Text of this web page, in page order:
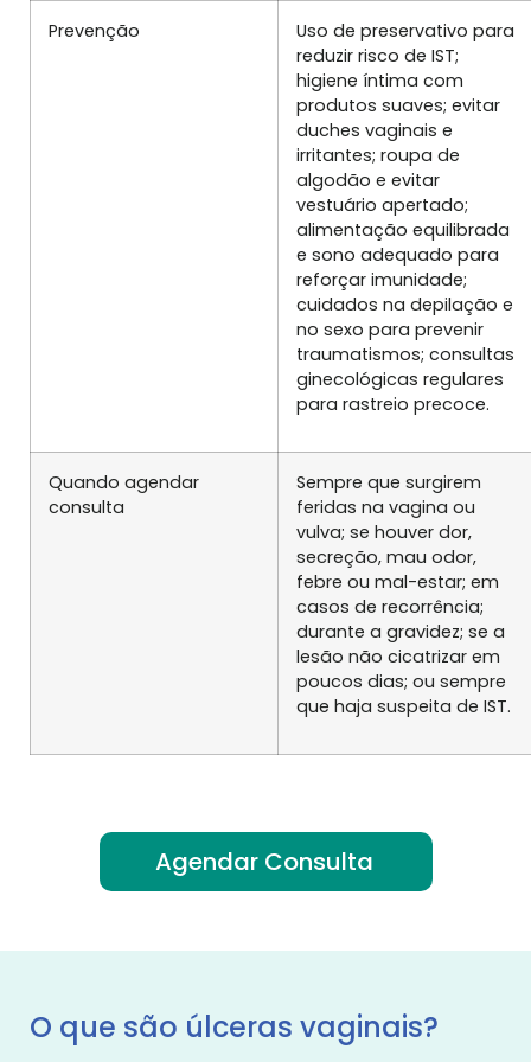
Prevenção
Uso de preservativo para
reduzir risco de IST;
higiene íntima com
produtos suaves; evitar
duches vaginais e
irritantes; roupa de
algodão e evitar
vestuário apertado;
alimentação equilibrada
e sono adequado para
reforçar imunidade;
cuidados na depilação e
no sexo para prevenir
traumatismos; consultas
ginecológicas regulares
para rastreio precoce.
Quando agendar
consulta
Sempre que surgirem
feridas na vagina ou
vulva; se houver dor,
secreção, mau odor,
febre ou mal-estar; em
casos de recorrência;
durante a gravidez; se a
lesão não cicatrizar em
poucos dias; ou sempre
que haja suspeita de IST.
Agendar Consulta
O que são úlceras vaginais?